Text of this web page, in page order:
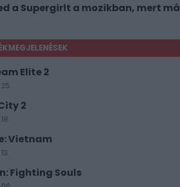
a Supergirlt a mozikban, mert
Elite 2
2
Vietnam
Fighting Souls